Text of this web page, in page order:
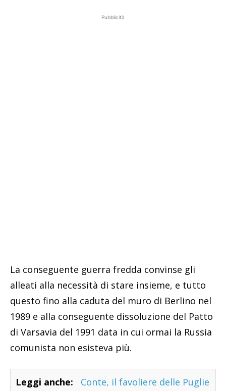
Pubblicità
La conseguente guerra fredda convinse gli
alleati alla necessità di stare insieme, e tutto
questo fino alla caduta del muro di Berlino nel
1989 e alla conseguente dissoluzione del Patto
di Varsavia del 1991 data in cui ormai la Russia
comunista non esisteva più.
Leggi anche:
Conte, il favoliere delle Puglie